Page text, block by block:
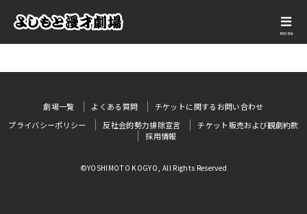
menu
劇場一覧 よくある質問
チケットに関するお問い合わせ
プライバシーポリシー
反社会的勢力排除宣言
チケット販売および観劇約款
採用情報
©YOSHIMOTO KOGYO, All Rights Reserved